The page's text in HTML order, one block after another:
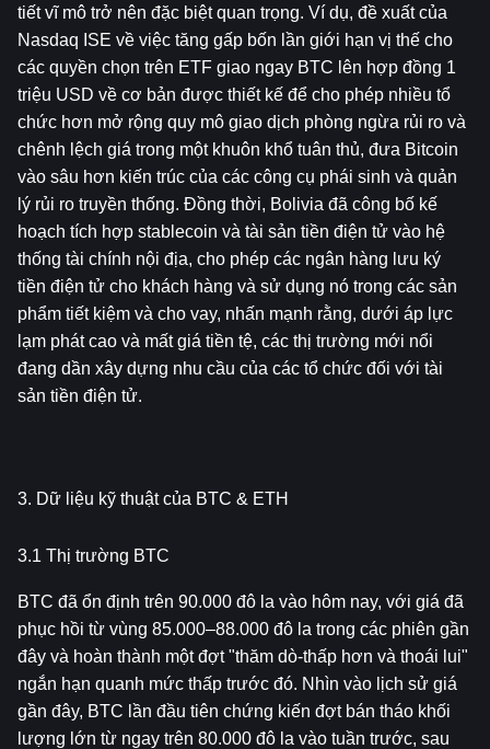
tiết vĩ mô trở nên đặc biệt quan trọng. Ví dụ, đề xuất của
Nasdaq ISE về việc tăng gấp bốn lần giới hạn vị thế cho
các quyền chọn trên ETF giao ngay BTC lên hợp đồng 1
triệu USD về cơ bản được thiết kế để cho phép nhiều tổ
chức hơn mở rộng quy mô giao dịch phòng ngừa rủi ro và
chênh lệch giá trong một khuôn khổ tuân thủ, đưa Bitcoin
vào sâu hơn kiến ​​trúc của các công cụ phái sinh và quản
lý rủi ro truyền thống. Đồng thời, Bolivia đã công bố kế
hoạch tích hợp stablecoin và tài sản tiền điện tử vào hệ
thống tài chính nội địa, cho phép các ngân hàng lưu ký
tiền điện tử cho khách hàng và sử dụng nó trong các sản
phẩm tiết kiệm và cho vay, nhấn mạnh rằng, dưới áp lực
lạm phát cao và mất giá tiền tệ, các thị trường mới nổi
đang dần xây dựng nhu cầu của các tổ chức đối với tài
sản tiền điện tử.
3. Dữ liệu kỹ thuật của BTC & ETH
3.1 Thị trường BTC
BTC đã ổn định trên 90.000 đô la vào hôm nay, với giá đã
phục hồi từ vùng 85.000–88.000 đô la trong các phiên gần
đây và hoàn thành một đợt "thăm dò-thấp hơn và thoái lui"
ngắn hạn quanh mức thấp trước đó. Nhìn vào lịch sử giá
gần đây, BTC lần đầu tiên chứng kiến ​​đợt bán tháo khối
lượng lớn từ ngay trên 80.000 đô la vào tuần trước, sau